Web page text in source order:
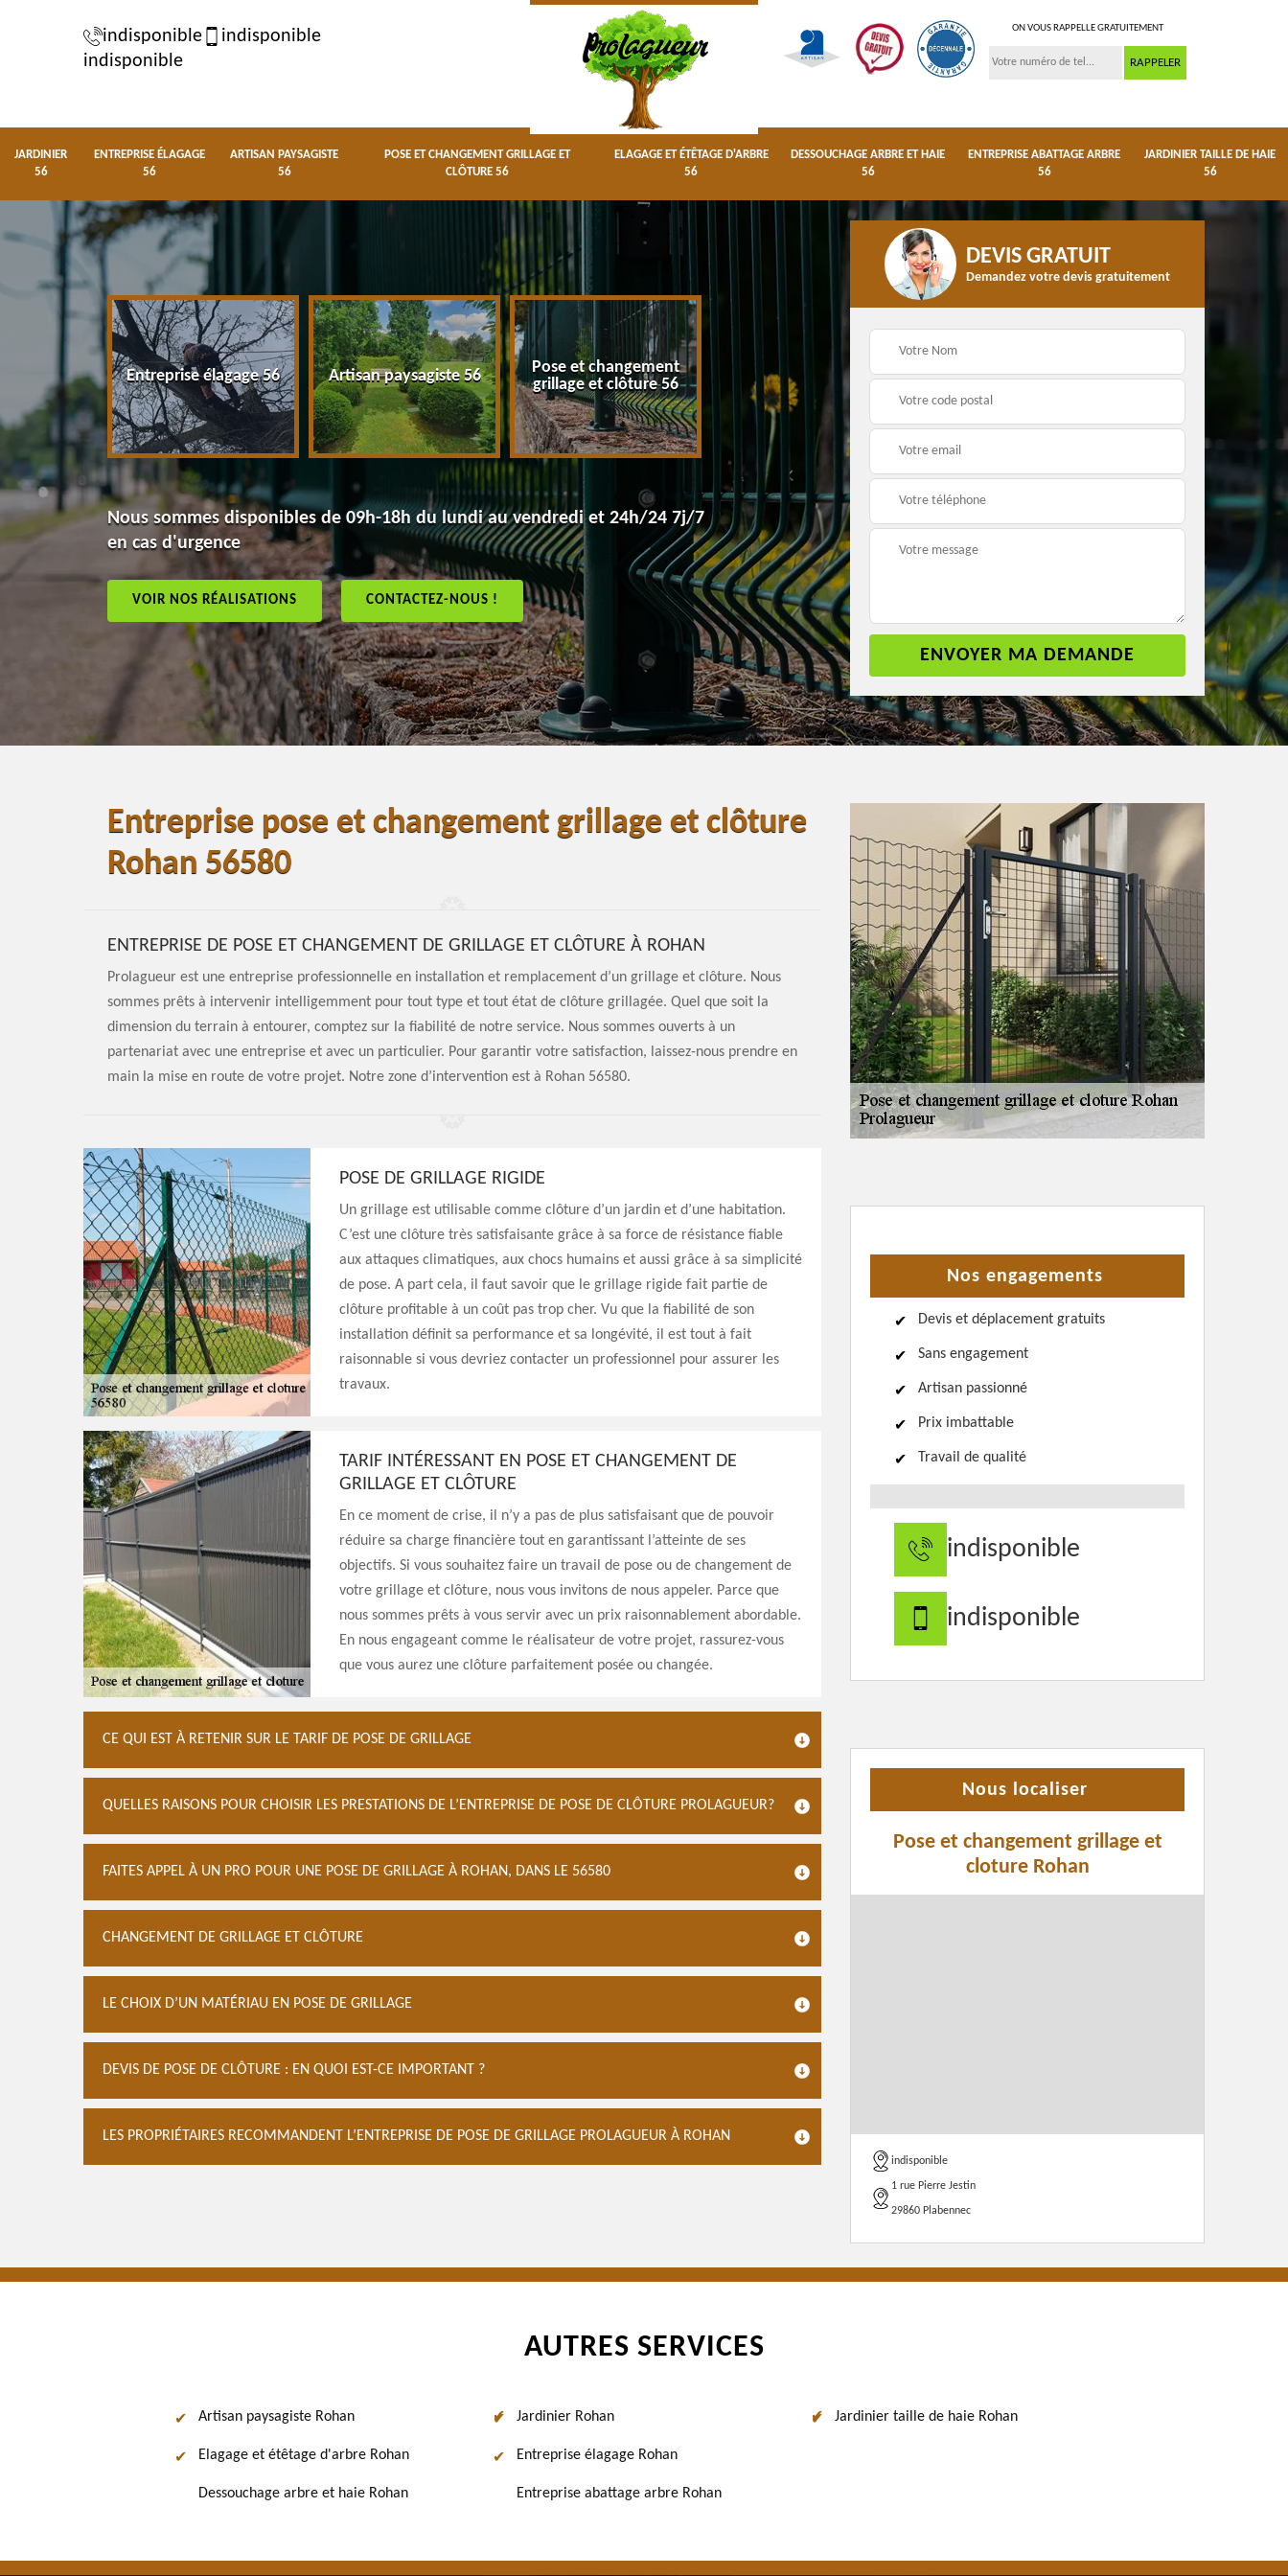
indisponible
indisponible
indisponible
ON VOUS RAPPELLE GRATUITEMENT
JARDINIER
56
ENTREPRISE ÉLAGAGE
56
ARTISAN PAYSAGISTE
56
POSE ET CHANGEMENT GRILLAGE ET
CLÔTURE 56
ELAGAGE ET ÉTÊTAGE D'ARBRE
56
DESSOUCHAGE ARBRE ET HAIE
56
ENTREPRISE ABATTAGE ARBRE
56
JARDINIER TAILLE DE HAIE
56
Entreprise élagage 56 Artisan paysagiste 56
Pose et changement
grillage et clôture 56
Elagage et étêtage
d'arbre 56
haie 56
Entreprise abattage
arbre 56
Nous sommes disponibles de 09h-18h du lundi au vendredi et 24h/24 7j/7
en cas d'urgence
VOIR NOS RÉALISATIONS CONTACTEZ-NOUS !
DEVIS GRATUIT
Demandez votre devis gratuitement
Entreprise pose et changement grillage et clôture
Rohan 56580
ENTREPRISE DE POSE ET CHANGEMENT DE GRILLAGE ET CLÔTURE À ROHAN
Prolagueur est une entreprise professionnelle en installation et remplacement d’un grillage et clôture. Nous
sommes prêts à intervenir intelligemment pour tout type et tout état de clôture grillagée. Quel que soit la
dimension du terrain à entourer, comptez sur la fiabilité de notre service. Nous sommes ouverts à un
partenariat avec une entreprise et avec un particulier. Pour garantir votre satisfaction, laissez-nous prendre en
main la mise en route de votre projet. Notre zone d’intervention est à Rohan 56580.
POSE DE GRILLAGE RIGIDE
Un grillage est utilisable comme clôture d’un jardin et d’une habitation.
C’est une clôture très satisfaisante grâce à sa force de résistance fiable
aux attaques climatiques, aux chocs humains et aussi grâce à sa simplicité
de pose. A part cela, il faut savoir que le grillage rigide fait partie de
clôture profitable à un coût pas trop cher. Vu que la fiabilité de son
installation définit sa performance et sa longévité, il est tout à fait
raisonnable si vous devriez contacter un professionnel pour assurer les
travaux.
TARIF INTÉRESSANT EN POSE ET CHANGEMENT DE
GRILLAGE ET CLÔTURE
En ce moment de crise, il n’y a pas de plus satisfaisant que de pouvoir
réduire sa charge financière tout en garantissant l’atteinte de ses
objectifs. Si vous souhaitez faire un travail de pose ou de changement de
votre grillage et clôture, nous vous invitons de nous appeler. Parce que
nous sommes prêts à vous servir avec un prix raisonnablement abordable.
En nous engageant comme le réalisateur de votre projet, rassurez-vous
que vous aurez une clôture parfaitement posée ou changée.
CE QUI EST À RETENIR SUR LE TARIF DE POSE DE GRILLAGE
QUELLES RAISONS POUR CHOISIR LES PRESTATIONS DE L’ENTREPRISE DE POSE DE CLÔTURE PROLAGUEUR?
FAITES APPEL À UN PRO POUR UNE POSE DE GRILLAGE À ROHAN, DANS LE 56580
CHANGEMENT DE GRILLAGE ET CLÔTURE
LE CHOIX D’UN MATÉRIAU EN POSE DE GRILLAGE
DEVIS DE POSE DE CLÔTURE : EN QUOI EST-CE IMPORTANT ?
LES PROPRIÉTAIRES RECOMMANDENT L’ENTREPRISE DE POSE DE GRILLAGE PROLAGUEUR À ROHAN
Nos engagements
Devis et déplacement gratuits
Sans engagement
Artisan passionné
Prix imbattable
Travail de qualité
indisponible
indisponible
Nous localiser
Pose et changement grillage et
cloture Rohan
indisponible
1 rue Pierre Jestin
29860 Plabennec
AUTRES SERVICES
Artisan paysagiste Rohan
Elagage et étêtage d'arbre Rohan
Dessouchage arbre et haie Rohan
Jardinier Rohan
Entreprise élagage Rohan
Entreprise abattage arbre Rohan
Jardinier taille de haie Rohan